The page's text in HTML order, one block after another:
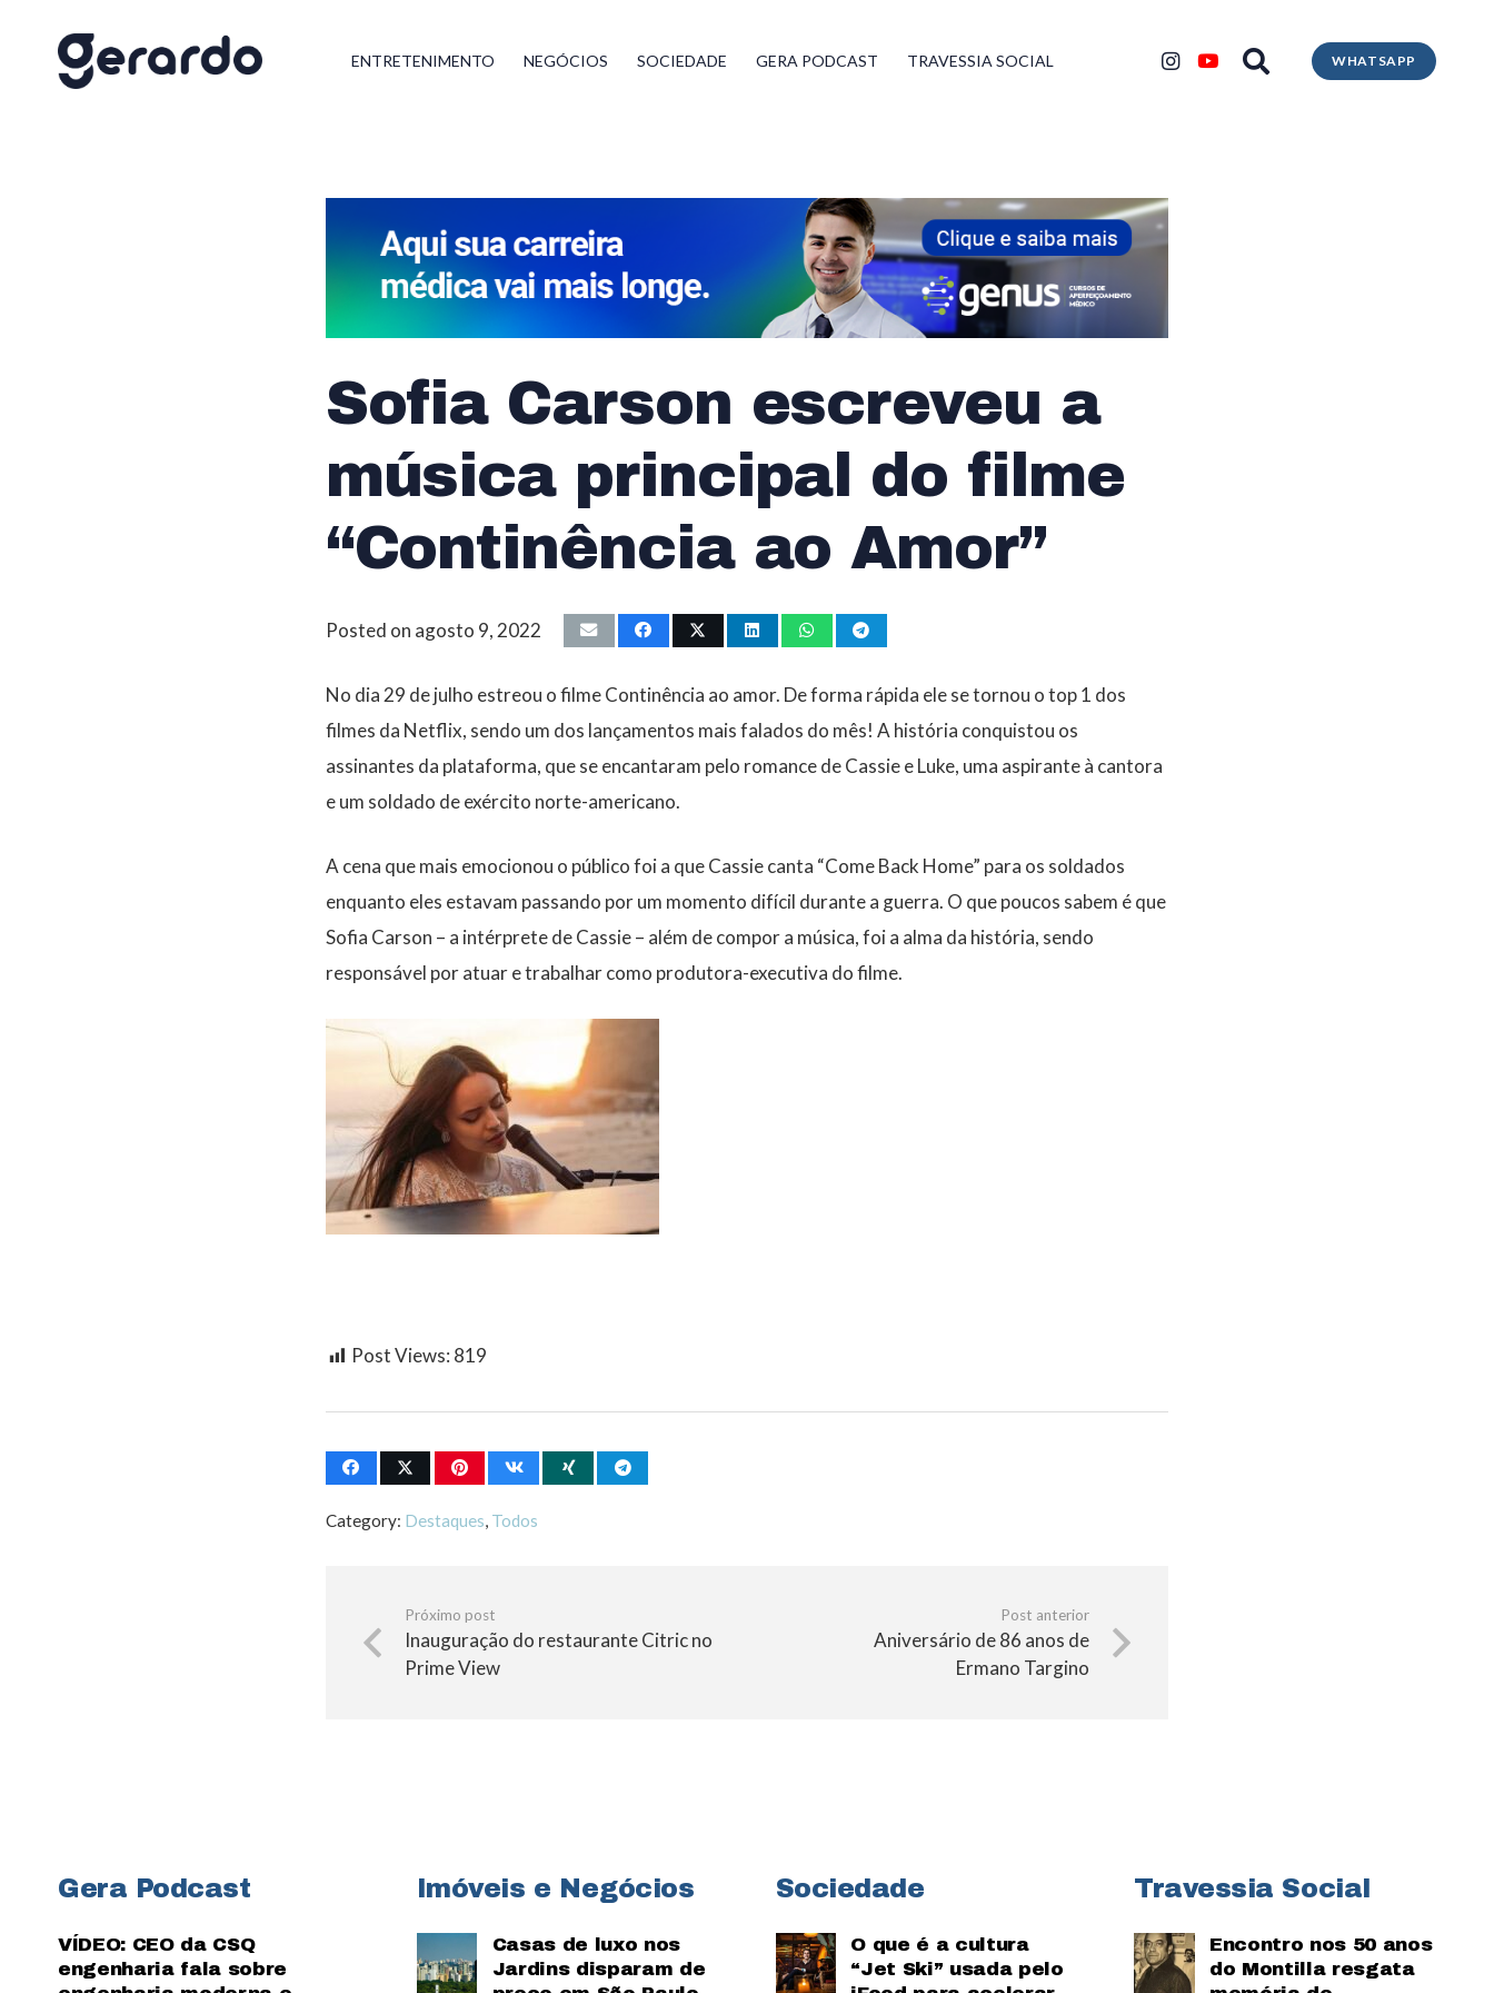
ENTRETENIMENTO NEGÓCIOS SOCIEDADE GERA PODCAST TRAVESSIA SOCIAL WHATSAPP
Sofia Carson escreveu a
música principal do filme
“Continência ao Amor”
Posted on agosto 9, 2022
No dia 29 de julho estreou o filme Continência ao amor. De forma rápida ele se tornou o top 1 dos
filmes da Netflix, sendo um dos lançamentos mais falados do mês! A história conquistou os
assinantes da plataforma, que se encantaram pelo romance de Cassie e Luke, uma aspirante à cantora
e um soldado de exército norte-americano.
A cena que mais emocionou o público foi a que Cassie canta “Come Back Home” para os soldados
enquanto eles estavam passando por um momento difícil durante a guerra. O que poucos sabem é que
Sofia Carson – a intérprete de Cassie – além de compor a música, foi a alma da história, sendo
responsável por atuar e trabalhar como produtora-executiva do filme.
Post Views: 819
Category: Destaques Todos
Próximo post
Inauguração do restaurante Citric no
Prime View
Post anterior
Aniversário de 86 anos de
Ermano Targino
Gera Podcast
VÍDEO: CEO da CSQ
engenharia fala sobre
Imóveis e Negócios
Casas de luxo nos
Jardins disparam de
Sociedade
O que é a cultura
“Jet Ski” usada pelo
Travessia Social
Encontro nos 50 anos
do Montilla resgata